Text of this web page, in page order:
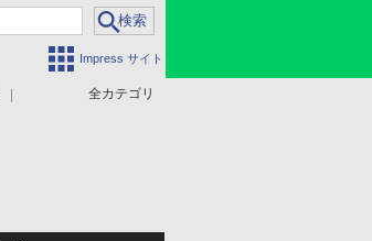
Impress サイト
全カテゴリ